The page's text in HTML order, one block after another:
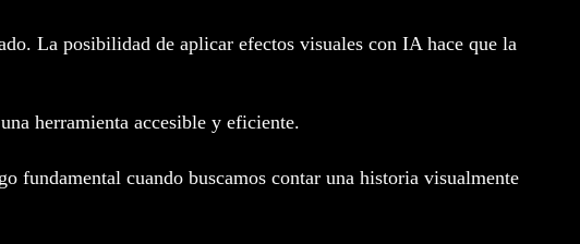
La posibilidad de aplicar efectos visuales con IA hace que la
herramienta accesible y eficiente.
fundamental cuando buscamos contar una historia visualmente